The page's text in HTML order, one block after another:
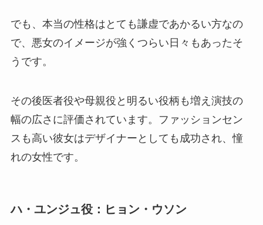
でも、本当の性格はとても謙虚であかるい方なの
で、悪女のイメージが強くつらい日々もあったそ
うです。
その後医者役や母親役と明るい役柄も増え演技の
幅の広さに評価されています。ファッションセン
スも高い彼女はデザイナーとしても成功され、憧
れの女性です。
ハ・ユンジュ役：ヒョン・ウソン